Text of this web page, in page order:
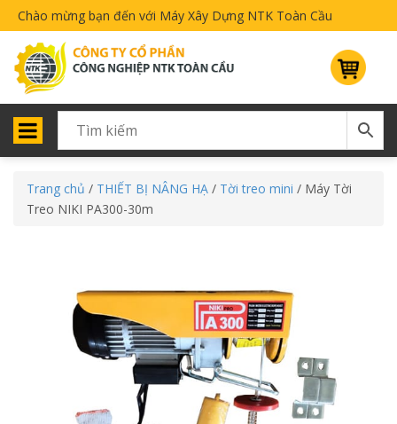
Chào mừng bạn đến với Máy Xây Dựng NTK Toàn Cầu
Trang chủ / THIẾT BỊ NÂNG HẠ / Tời treo mini / Máy Tời
Treo NIKI PA300-30m